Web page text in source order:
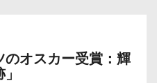
のオスカー受賞：輝